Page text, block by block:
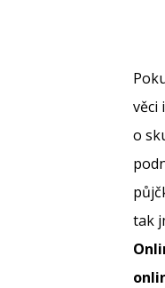
věci
o
tak